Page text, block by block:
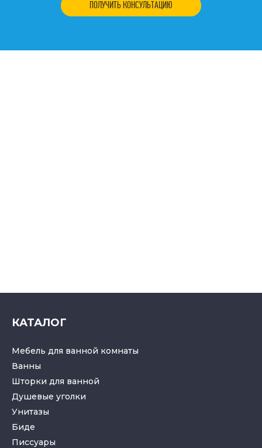
ПОЛУЧИТЬ КОНСУЛЬТАЦИЮ
КАТАЛОГ
Мебель для ванной комнаты
Ванны
Шторки для ванной
Душевые уголки
Унитазы
Биде
Писсуары